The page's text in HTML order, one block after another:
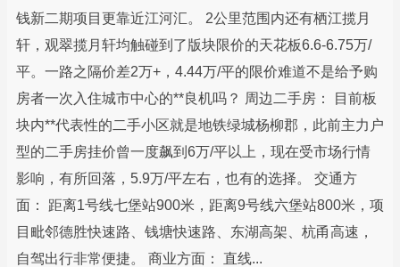
钱新二期项目更靠近江河汇。 2公里范围内还有栖江揽月
轩，观翠揽月轩均触碰到了版块限价的天花板6.6-6.75万/
平。一路之隔价差2万+，4.44万/平的限价难道不是给予购
房者一次入住城市中心的**良机吗？ 周边二手房： 目前板
块内**代表性的二手小区就是地铁绿城杨柳郡，此前主力户
型的二手房挂价曾一度飙到6万/平以上，现在受市场行情
影响，有所回落，5.9万/平左右，也有的选择。 交通方
面： 距离1号线七堡站900米，距离9号线六堡站800米，项
目毗邻德胜快速路、钱塘快速路、东湖高架、杭甬高速，
自驾出行非常便捷。 商业方面： 直线...